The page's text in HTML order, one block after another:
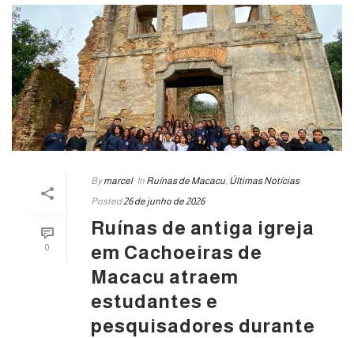
0
By marcel In Ruínas de Macacu, Últimas Notícias
Posted26 de junho de 2026
Ruínas de antiga igreja
em Cachoeiras de
Macacu atraem
estudantes e
pesquisadores durante